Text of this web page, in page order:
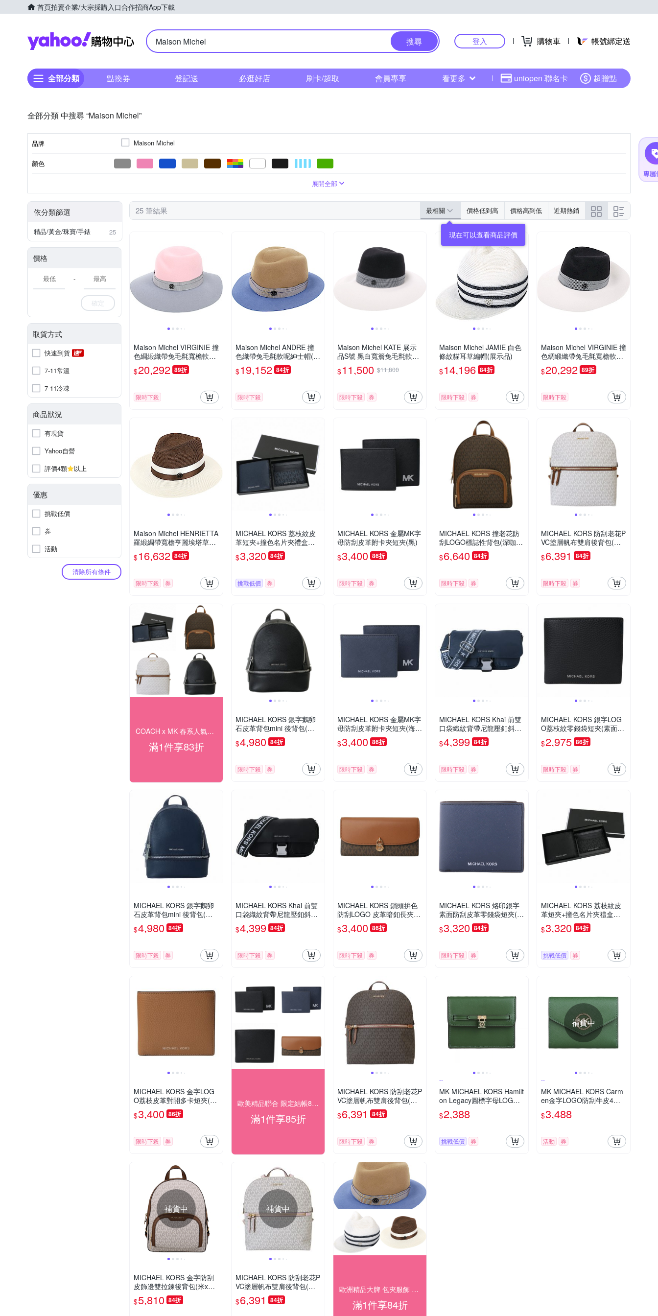
首頁拍賣企業/大宗採購入口合作招商App下載
Yahoo購物中心
搜尋 登入 購物車 帳號綁定送
全部分類 點換券 登記送 必逛好店 刷卡/超取 會員專享 看更多 uniopen 聯名卡 超贈點
全部分類 中搜尋 “Maison Michel”
品牌 Maison Michel
顏色
無
展開全部
依分類篩選
精品/黃金/珠寶/手錶 25
價格
-
確定
取貨方式
快速到貨
7-11常溫
7-11冷凍
商品狀況
有現貨
Yahoo自營
評價4顆
以上
優惠
挑戰低價
券
活動
清除所有條件
25 筆結果 最相關 價格低到高 價格高到低 近期熱銷
Maison Michel VIRGINIE 撞
色綢緞織帶兔毛氈寬檐軟呢
帽(粉x灰)
$20,292 89折
限時下殺
Maison Michel ANDRE 撞
色織帶兔毛氈軟呢紳士帽(駝
x藍)
$19,152 84折
限時下殺
Maison Michel KATE 展示
品S號 黑白寬簷兔毛氈軟呢
毛帽(內帽簷有藍汙)
$11,500 $11,800
限時下殺 券
Maison Michel JAMIE 白色
條紋貓耳草編帽(展示品)
$14,196 84折
限時下殺 券
Maison Michel VIRGINIE 撞
色綢緞織帶兔毛氈寬檐軟呢
帽(黑x白)
$20,292 89折
限時下殺
Maison Michel HENRIETTA
羅緞綢帶寬檐亨麗埃塔草編
帽(米咖)
$16,632 84折
限時下殺 券
MICHAEL KORS 荔枝紋皮
革短夾+撞色名片夾禮盒組
(海軍藍)
$3,320 84折
挑戰低價 券
MICHAEL KORS 金屬MK字
母防刮皮革附卡夾短夾(黑)
$3,400 86折
限時下殺 券
MICHAEL KORS 撞老花防
刮LOGO標誌性背包(深咖)
中
$6,640 84折
限時下殺 券
MICHAEL KORS 防刮老花P
VC塗層帆布雙肩後背包(白x
駝邊)
$6,391 84折
限時下殺 券
COACH x MK 春系人氣美包▼獨家83折
滿1件享83折
MICHAEL KORS 銀字鵝卵
石皮革背包mini 後背包(素
面黑)
$4,980 84折
限時下殺 券
MICHAEL KORS 金屬MK字
母防刮皮革附卡夾短夾(海軍
藍)
$3,400 86折
限時下殺 券
MICHAEL KORS Khai 前雙
口袋織紋背帶尼龍壓釦斜背
包(海軍藍)
$4,399 84折
限時下殺 券
MICHAEL KORS 銀字LOG
O荔枝紋零錢袋短夾(素面
黑)
$2,975 86折
限時下殺 券
MICHAEL KORS 銀字鵝卵
石皮革背包mini 後背包(海
軍藍)
$4,980 84折
限時下殺 券
MICHAEL KORS Khai 前雙
口袋織紋背帶尼龍壓釦斜背
包(黑色)
$4,399 84折
限時下殺 券
MICHAEL KORS 鎖頭拚色
防刮LOGO 皮革暗釦長夾
(咖x駝)
$3,400 86折
限時下殺 券
MICHAEL KORS 烙印銀字
素面防刮皮革零錢袋短夾(海
軍藍)
$3,320 84折
限時下殺 券
MICHAEL KORS 荔枝紋皮
革短夾+撞色名片夾禮盒組
(黑x灰)
$3,320 84折
挑戰低價 券
MICHAEL KORS 金字LOG
O荔枝皮革對開多卡短夾(駝
色)
$3,400 86折
限時下殺 券
歐美精品聯合 限定結帳85折
滿1件享85折
MICHAEL KORS 防刮老花P
VC塗層帆布雙肩後背包(深
咖色)
$6,391 84折
限時下殺 券
--
MK MICHAEL KORS Hamilt
on Legacy圓標字母LOGO
鎖頭設計牛皮2卡釦式卡片
零錢包(亞馬遜綠)
$2,388
挑戰低價 券
補貨中
--
MK MICHAEL KORS Carm
en金字LOGO防刮牛皮4卡
扣式零錢短夾(亞馬遜綠)
$3,488
活動 券
補貨中
MICHAEL KORS 金字防刮
皮飾邊雙拉鍊後背包(米x駝)
小款
$5,810 84折
補貨中
MICHAEL KORS 防刮老花P
VC塗層帆布雙肩後背包(白x
粉邊)
$6,391 84折
歐洲精品大牌 包夾服飾 結帳84折
滿1件享84折